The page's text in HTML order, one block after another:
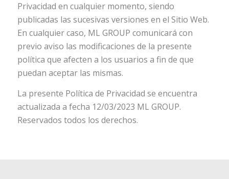
Privacidad en cualquier momento, siendo
publicadas las sucesivas versiones en el Sitio Web.
En cualquier caso, ML GROUP comunicará con
previo aviso las modificaciones de la presente
política que afecten a los usuarios a fin de que
puedan aceptar las mismas.
La presente Política de Privacidad se encuentra
actualizada a fecha 12/03/2023 ML GROUP.
Reservados todos los derechos.